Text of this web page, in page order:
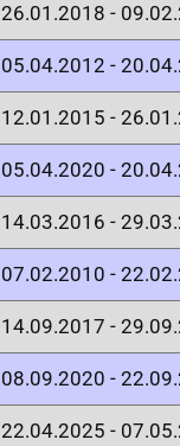
26.01.2018 -
05.04.2012 -
12.01.2015 -
05.04.2020 -
14.03.2016 -
07.02.2010 -
14.09.2017 -
08.09.2020 -
22.04.2025 -